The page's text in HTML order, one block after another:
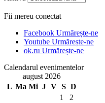
Fii mereu conectat
Facebook Urmărește-ne
Youtube Urmărește-ne
ok.ru Urmărește-ne
Calendarul evenimentelor
august 2026
L Ma Mi J V S D
1
2